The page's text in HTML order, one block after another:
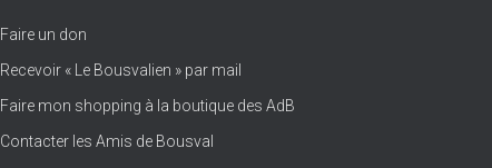
Faire un don
Recevoir « Le Bousvalien » par mail
Faire mon shopping à la boutique des AdB
Contacter les Amis de Bousval